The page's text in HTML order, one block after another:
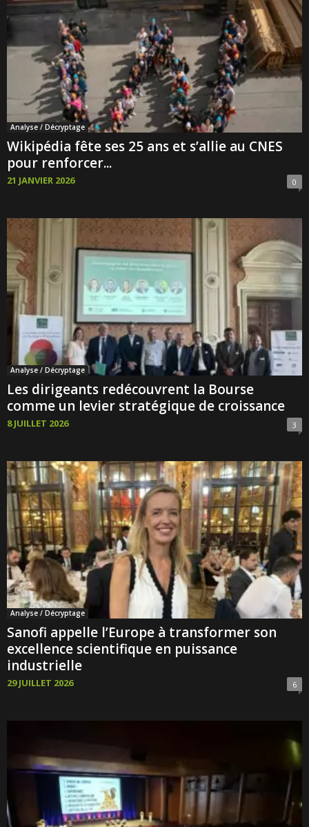
Analyse / Décryptage
Wikipédia fête ses 25 ans et s’allie au CNES
pour renforcer...
21 JANVIER 2026 0
Analyse / Décryptage
Les dirigeants redécouvrent la Bourse
comme un levier stratégique de croissance
8 JUILLET 2026 3
Analyse / Décryptage
Sanofi appelle l’Europe à transformer son
excellence scientifique en puissance
industrielle
29 JUILLET 2026 6